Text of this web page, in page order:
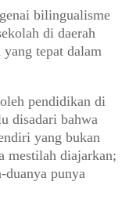
bilingualisme
di daerah
tepat dalam
pendidikan di
disadari bahwa
yang bukan
mestilah diajarkan;
duanya punya